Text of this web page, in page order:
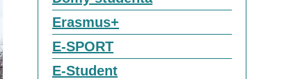
Erasmus+
E-SPORT
E-Student